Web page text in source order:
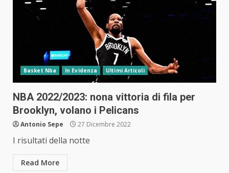
Basket Nba In Evidenza Ultimi Articoli
NBA 2022/2023: nona vittoria di fila per
Brooklyn, volano i Pelicans
Antonio Sepe 27 Dicembre 2022
I risultati della notte
Read More